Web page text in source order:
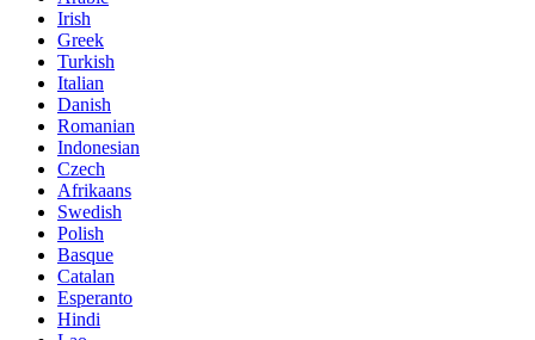
Irish
Greek
Turkish
Italian
Danish
Romanian
Indonesian
Czech
Afrikaans
Swedish
Polish
Basque
Catalan
Esperanto
Hindi